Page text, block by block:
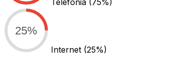
25%
Internet (25%)